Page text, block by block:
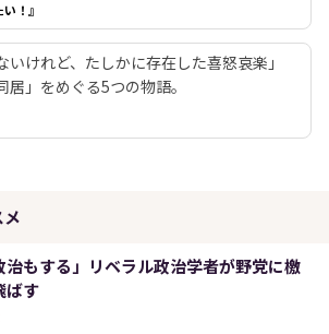
！』
いけれど、たしかに存在した喜怒哀楽」
」をめぐる5つの物語。
治もする」リベラル政治学者が野党に檄
ばす